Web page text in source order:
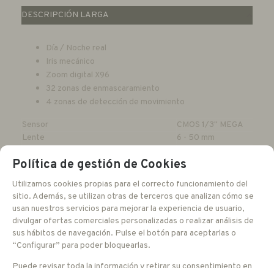
DESCRIPCIÓN LARGA
Día / Noche real
Iris mecánico
Zoom digital X96
32 zonas de enmascaramiento
4 zonas de detección de movimiento
Sensor
CMOS 1/3" MEGA
Lente
6 - 50 mm
DNR
3D
Número de LEDs
54 unidades
Distancia
45 - 55 metros
Resolución
1080p
WDR
Alimentación
12 V DC
Política de gestión de Cookies
Utilizamos cookies propias para el correcto funcionamiento del
sitio. Además, se utilizan otras de terceros que analizan cómo se
usan nuestros servicios para mejorar la experiencia de usuario,
divulgar ofertas comerciales personalizadas o realizar análisis de
sus hábitos de navegación. Pulse el botón para aceptarlas o
“Configurar” para poder bloquearlas.